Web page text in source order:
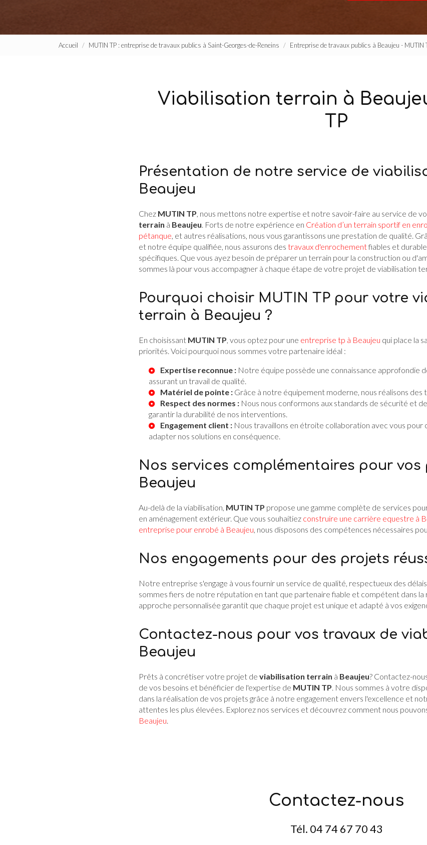
Accueil MUTIN TP : entreprise de travaux publics à Saint-Georges-de-Reneins Entreprise de travaux publics à Beaujeu - MUTIN
Viabilisation terrain à
TP
Présentation de notre service de
Beaujeu
Chez MUTIN TP, nous mettons notre expertise et notre savoir-faire au service de
terrain à Beaujeu. Forts de notre expérience en Création d’un terrain sportif en
pétanque, et autres réalisations, nous vous garantissons une prestation de qualité.
et notre équipe qualifiée, nous assurons des travaux d'enrochementfiables et
spécifiques. Que vous ayez besoin de préparer un terrain pour la construction ou
sommes là pour vous accompagner à chaque étape de votre projet de viabilisation
Pourquoi choisir MUTIN TP pour votre
terrain à Beaujeu ?
En choisissant MUTIN TP, vous optez pour une entreprise tp à Beaujeu qui place la
priorités. Voici pourquoi nous sommes votre partenaire idéal :
Expertise reconnue : Notre équipe possède une connaissance approfondie
assurant un travail de qualité.
Matériel de pointe : Grâce à notre équipement moderne, nous réalisons des
Respect des normes : Nous nous conformons aux standards de sécurité et
garantir la durabilité de nos interventions.
Engagement client : Nous travaillons en étroite collaboration avec vous
adapter nos solutions en conséquence.
Nos services complémentaires pour vos
Beaujeu
Au-delà de la viabilisation, MUTIN TP propose une gamme complète de services
en aménagement extérieur. Que vous souhaitiez construire une carrière equestre à
entreprise pour enrobé à Beaujeu, nous disposons des compétences nécessaires
Nos engagements pour des projets
Notre entreprise s'engage à vous fournir un service de qualité, respectueux des
sommes fiers de notre réputation en tant que partenaire fiable et compétent dans la
approche personnalisée garantit que chaque projet est unique et adapté à vos
Contactez-nous pour vos travaux de
Beaujeu
Prêts à concrétiser votre projet de viabilisation terrain à Beaujeu? Contactez-
de vos besoins et bénéficier de l'expertise de MUTIN TP. Nous sommes à votre
dans la réalisation de vos projets grâce à notre engagement envers l'excellence et
attentes les plus élevées. Explorez nos services et découvrez comment nous
Beaujeu.
Contactez-nous
Tél. 04 74 67 70 43